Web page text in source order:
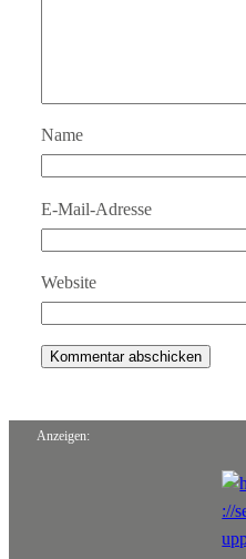
Name
E-Mail-Adresse
Website
Anzeigen: